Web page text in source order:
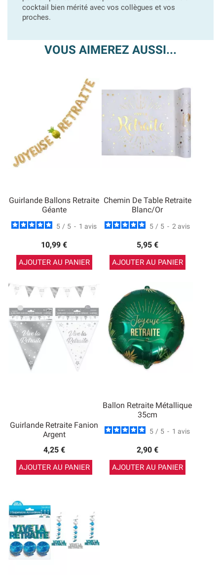
cocktail bien mérité avec vos collègues et vos
proches.
VOUS AIMEREZ AUSSI...
Guirlande Ballons Retraite
Géante
5 / 5 - 1 avis
10,99 €
AJOUTER AU PANIER
Chemin De Table Retraite
Blanc/Or
5 / 5 - 2 avis
5,95 €
AJOUTER AU PANIER
Guirlande Retraite Fanion
Argent
4,25 €
AJOUTER AU PANIER
Ballon Retraite Métallique
35cm
5 / 5 - 1 avis
2,90 €
AJOUTER AU PANIER